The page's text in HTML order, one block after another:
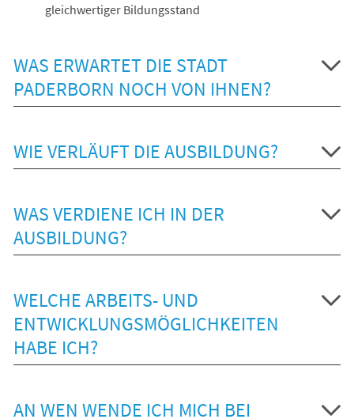
gleichwertiger Bildungsstand
WAS ERWARTET DIE STADT
PADERBORN NOCH VON IHNEN?
WIE VERLÄUFT DIE AUSBILDUNG?
WAS VERDIENE ICH IN DER
AUSBILDUNG?
WELCHE ARBEITS- UND
ENTWICKLUNGSMÖGLICHKEITEN
HABE ICH?
AN WEN WENDE ICH MICH BEI